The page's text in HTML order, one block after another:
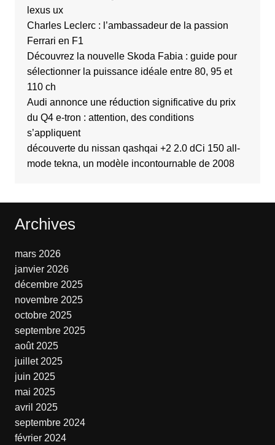
lexus ux
Charles Leclerc : l’ambassadeur de la passion
Ferrari en F1
Découvrez la nouvelle Skoda Fabia : guide pour
sélectionner la puissance idéale entre 80, 95 et
110 ch
Audi annonce une réduction significative du prix
du Q4 e-tron : attention, des conditions
s’appliquent
découverte du nissan qashqai +2 2.0 dCi 150 all-
mode tekna, un modèle incontournable de 2008
Archives
mars 2026
janvier 2026
décembre 2025
novembre 2025
octobre 2025
septembre 2025
août 2025
juillet 2025
juin 2025
mai 2025
avril 2025
septembre 2024
février 2024